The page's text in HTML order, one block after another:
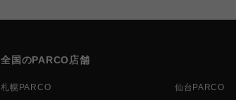
全国のPARCO店舗
札幌PARCO 仙台PARCO